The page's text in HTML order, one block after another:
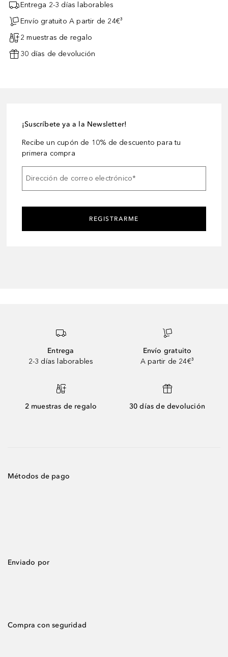
Entrega 2-3 días laborables
Envío gratuito A partir de 24€³
2 muestras de regalo
30 días de devolución
¡Suscríbete ya a la Newsletter!
Recibe un cupón de 10% de descuento para tu
primera compra
Dirección de correo electrónico*
REGISTRARME
Entrega
2-3 días laborables
Envío gratuito
A partir de 24€³
2 muestras de regalo 30 días de devolución
Métodos de pago
Enviado por
Compra con seguridad